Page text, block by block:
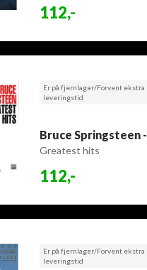
112,-
Er på fjernlager/Forvent ekstra
leveringstid
Bruce Springsteen -
Greatest hits
112,-
Er på fjernlager/Forvent ekstra
leveringstid